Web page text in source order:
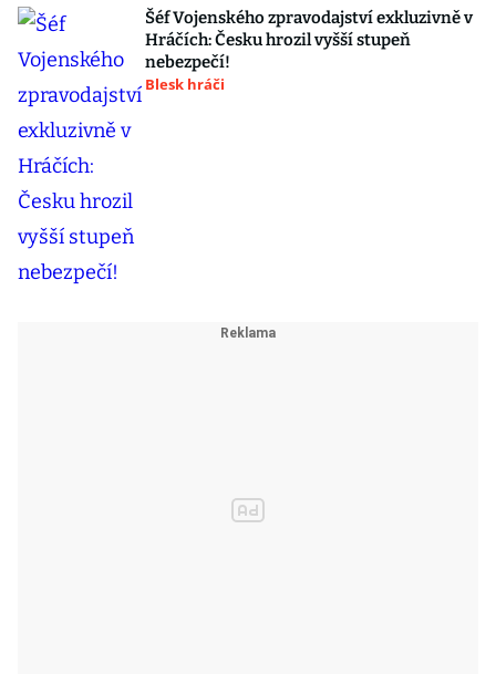
Šéf Vojenského zpravodajství exkluzivně v
Hráčích: Česku hrozil vyšší stupeň
nebezpečí!
Blesk hráči